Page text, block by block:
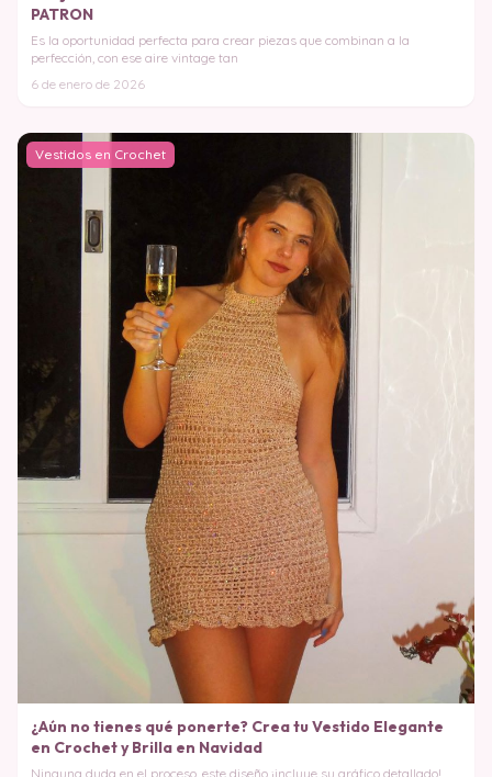
PATRON
Es la oportunidad perfecta para crear piezas que combinan a la
perfección, con ese aire vintage tan
6 de enero de 2026
Vestidos en Crochet
¿Aún no tienes qué ponerte? Crea tu Vestido Elegante
en Crochet y Brilla en Navidad
Ninguna duda en el proceso, este diseño ¡incluye su gráfico detallado!